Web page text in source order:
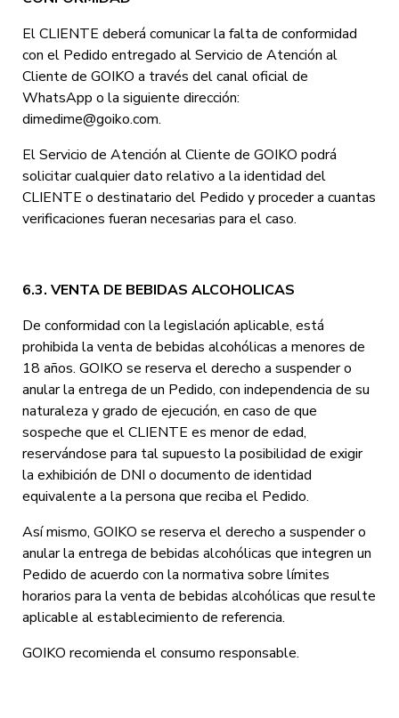
El CLIENTE deberá comunicar la falta de conformidad
con el Pedido entregado al Servicio de Atención al
Cliente de GOIKO a través del canal oficial de
WhatsApp o la siguiente dirección:
dimedime@goiko.com.
El Servicio de Atención al Cliente de GOIKO podrá
solicitar cualquier dato relativo a la identidad del
CLIENTE o destinatario del Pedido y proceder a cuantas
verificaciones fueran necesarias para el caso.
6.3. VENTA DE BEBIDAS ALCOHOLICAS
De conformidad con la legislación aplicable, está
prohibida la venta de bebidas alcohólicas a menores de
18 años. GOIKO se reserva el derecho a suspender o
anular la entrega de un Pedido, con independencia de su
naturaleza y grado de ejecución, en caso de que
sospeche que el CLIENTE es menor de edad,
reservándose para tal supuesto la posibilidad de exigir
la exhibición de DNI o documento de identidad
equivalente a la persona que reciba el Pedido.
Así mismo, GOIKO se reserva el derecho a suspender o
anular la entrega de bebidas alcohólicas que integren un
Pedido de acuerdo con la normativa sobre límites
horarios para la venta de bebidas alcohólicas que resulte
aplicable al establecimiento de referencia.
GOIKO recomienda el consumo responsable.